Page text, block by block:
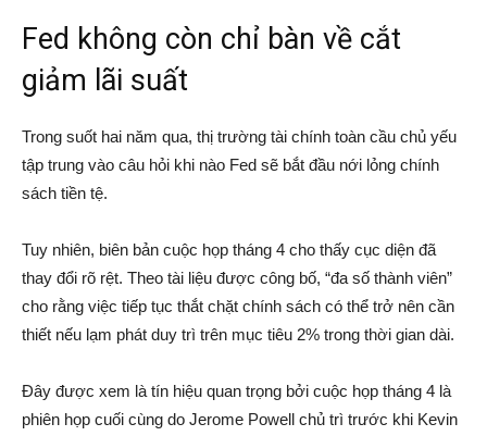
Fed không còn chỉ bàn về cắt
giảm lãi suất
Trong suốt hai năm qua, thị trường tài chính toàn cầu chủ yếu
tập trung vào câu hỏi khi nào Fed sẽ bắt đầu nới lỏng chính
sách tiền tệ.
Tuy nhiên, biên bản cuộc họp tháng 4 cho thấy cục diện đã
thay đổi rõ rệt. Theo tài liệu được công bố, “đa số thành viên”
cho rằng việc tiếp tục thắt chặt chính sách có thể trở nên cần
thiết nếu lạm phát duy trì trên mục tiêu 2% trong thời gian dài.
Đây được xem là tín hiệu quan trọng bởi cuộc họp tháng 4 là
phiên họp cuối cùng do Jerome Powell chủ trì trước khi Kevin